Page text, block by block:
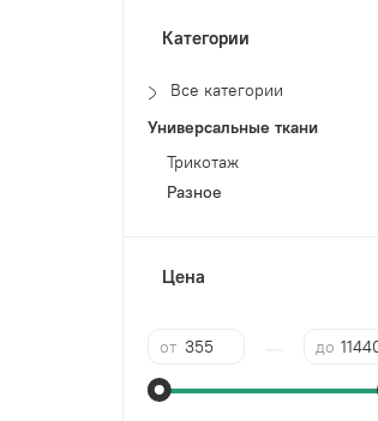
Категории
Все категории
Универсальные ткани
Трикотаж
Разное
Цена
от до